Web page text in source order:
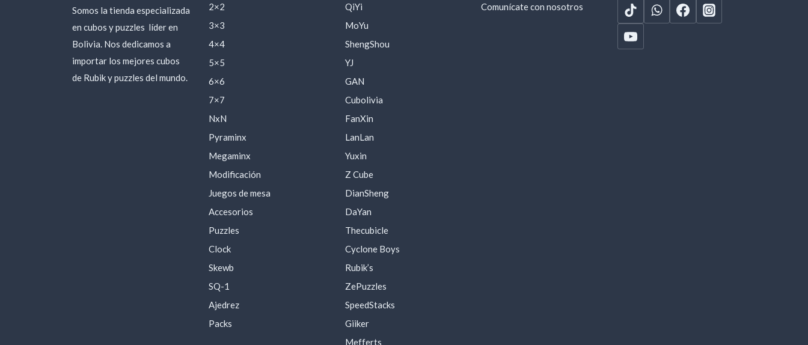
Somos la tienda especializada
en cubos y puzzles líder en
Bolivia. Nos dedicamos a
importar los mejores cubos
de Rubik y puzzles del mundo.
2×2
3×3
4×4
5×5
6×6
7×7
NxN
Pyraminx
Megaminx
Modificación
Juegos de mesa
Accesorios
Puzzles
Clock
Skewb
SQ-1
Ajedrez
Packs
QiYi
MoYu
ShengShou
YJ
GAN
Cubolivia
FanXin
LanLan
Yuxin
Z Cube
DianSheng
DaYan
Thecubicle
Cyclone Boys
Rubik’s
ZePuzzles
SpeedStacks
Giiker
Mefferts
Comunícate con nosotros